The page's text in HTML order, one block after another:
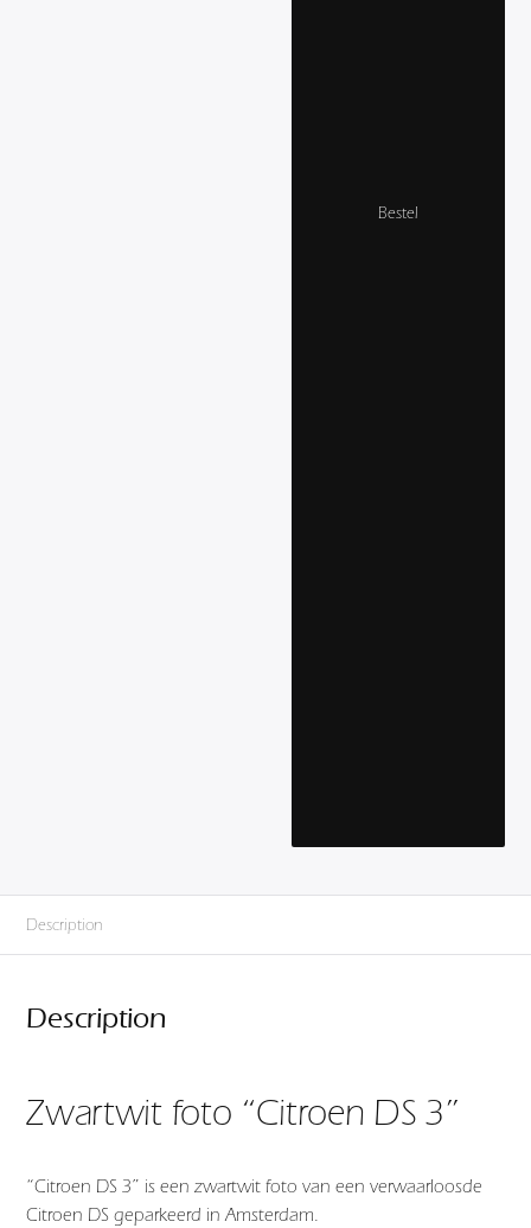
Bestel
Description
Description
Zwartwit foto “Citroen DS 3”
“Citroen DS 3” is een zwartwit foto van een verwaarloosde
Citroen DS geparkeerd in Amsterdam.